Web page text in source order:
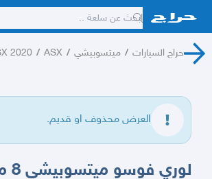
حراج السيارات / ميتسوبيشي /
ASX
/
2020
العرض محذوف او قديم.
لوري فوسو ميتسوبيشي 8 مسمار